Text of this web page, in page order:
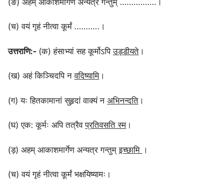
(च) वयं गृहं नीत्वा कूर्मं ………..।
उत्तराणि:- (क) हंसाभ्यां सह कूर्मोऽपिउड्डीयते ।
(ख) अहं किञ्चिदपि नवदिष्यामि ।
(ग) यः हितकामानां सुहृदां वाक्यं न अभिनन्दति ।
(घ) एक: कूर्मः अपि तत्रैवप्रतिवसति स्म ।
(ड़) अहम् आकाशमार्गेण अन्यत्र गन्तुम्इच्छामि ।
(च) वयं गृहं नीत्वा कूर्मं भक्षयिष्यामः।